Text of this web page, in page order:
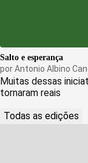
Salto e esperança
porAntonio Albino
Muitas dessas
tornaram reais
Todas as edições